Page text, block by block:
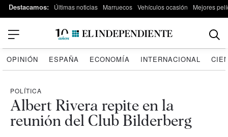
Destacamos: Últimas noticias Marruecos Vehículos ocasión Mejores
OPINIÓN ESPAÑA ECONOMÍA INTERNACIONAL
POLÍTICA
Albert Rivera repite en la
reunión del Club Bilderberg